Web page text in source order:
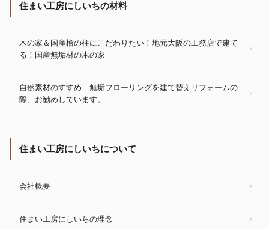
住まい工房にしいちの材料
木の家＆国産檜の柱にこだわりたい！地元大阪の工務店で建て
る！国産無垢材の木の家
自然素材のすすめ 無垢フローリングを建て替えリフォームの
際、お勧めしています。
住まい工房にしいちについて
会社概要
住まい工房にしいちの理念